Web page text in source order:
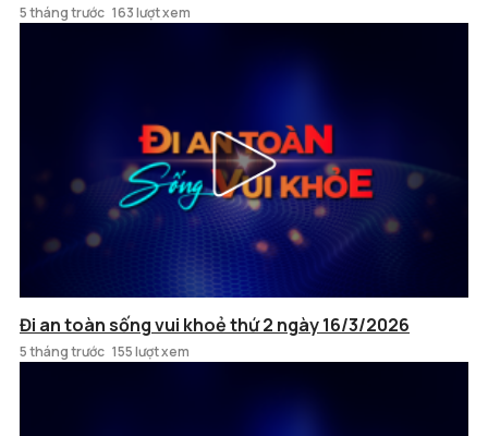
5 tháng trước 163 lượt xem
Đi an toàn sống vui khoẻ thứ 2 ngày 16/3/2026
5 tháng trước 155 lượt xem